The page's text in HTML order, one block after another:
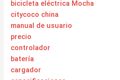
bicicleta eléctrica Mocha
citycoco china
manual de usuario
precio
controlador
batería
cargador